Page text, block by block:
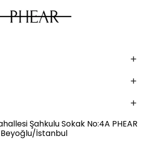
Şahkulu Sokak No:4A PHEAR
İstanbul